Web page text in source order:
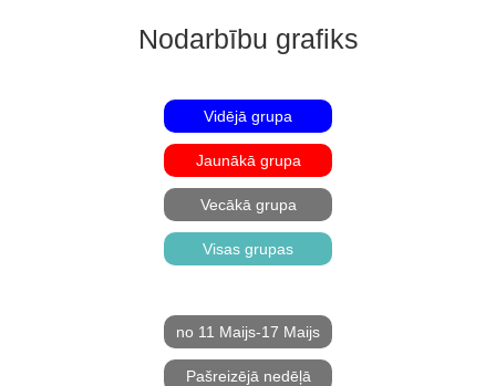
Nodarbību grafiks
Vidējā grupa
Jaunākā grupa
Vecākā grupa
Visas grupas
no 11 Maijs-17 Maijs
Pašreizējā nedēļā